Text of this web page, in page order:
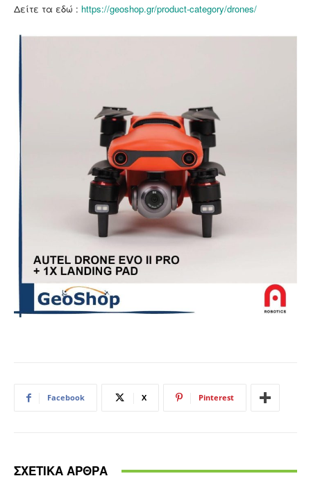
Δείτε τα εδώ : https://geoshop.gr/product-category/drones/
Facebook X Pinterest
ΣΧΕΤΙΚΑ ΑΡΘΡΑ